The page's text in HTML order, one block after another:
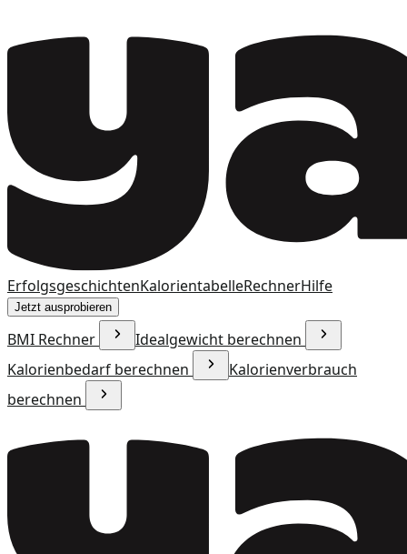
ErfolgsgeschichtenKalorientabelleRechnerHilfe
Jetzt ausprobieren
BMI Rechner
Idealgewicht berechnen
Kalorienbedarf berechnen
Kalorienverbrauch
berechnen